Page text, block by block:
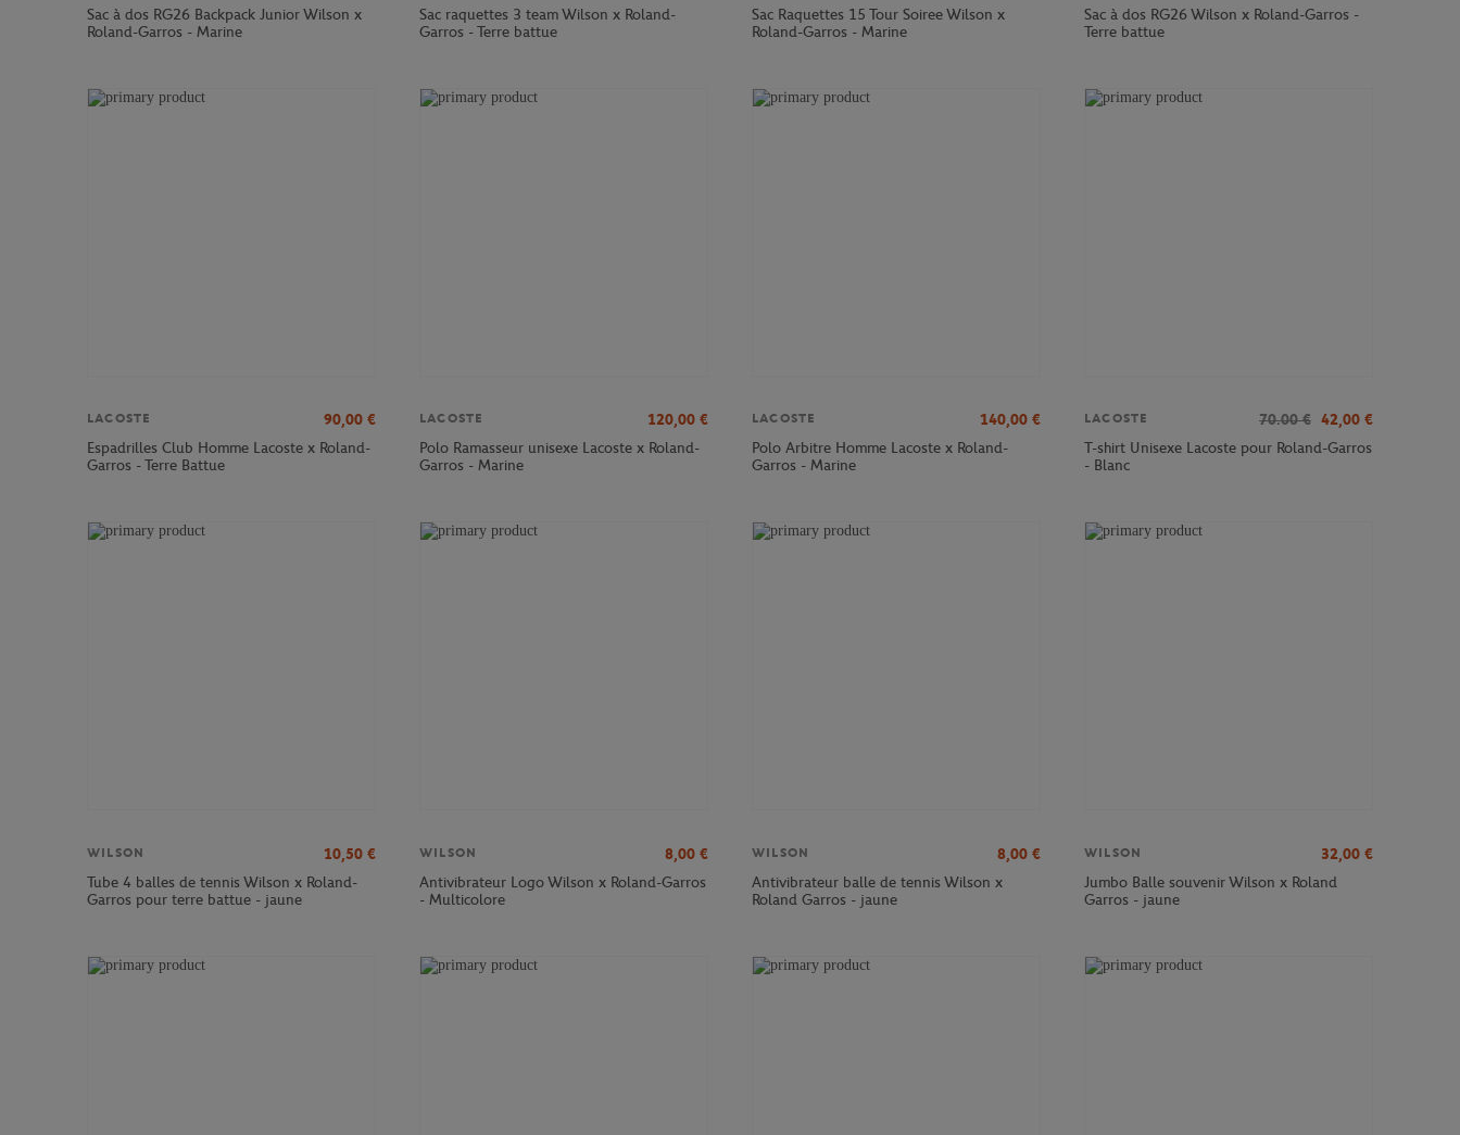
Sac à dos RG26 Backpack Junior Wilson x
Roland-Garros - Marine
Sac raquettes 3 team Wilson x Roland-
Garros - Terre battue
Sac Raquettes 15 Tour Soiree Wilson x
Roland-Garros - Marine
Sac à dos RG26 Wilson x Roland-Garros -
Terre battue
LACOSTE 90,00 €
Espadrilles Club Homme Lacoste x Roland-
Garros - Terre Battue
LACOSTE 120,00 €
Polo Ramasseur unisexe Lacoste x Roland-
Garros - Marine
LACOSTE 140,00 €
Polo Arbitre Homme Lacoste x Roland-
Garros - Marine
LACOSTE 70.00 € 42,00 €
T-shirt Unisexe Lacoste pour Roland-Garros
- Blanc
WILSON 10,50 €
Tube 4 balles de tennis Wilson x Roland-
Garros pour terre battue - jaune
WILSON 8,00 €
Antivibrateur Logo Wilson x Roland-Garros
- Multicolore
WILSON 8,00 €
Antivibrateur balle de tennis Wilson x
Roland Garros - jaune
WILSON 32,00 €
Jumbo Balle souvenir Wilson x Roland
Garros - jaune